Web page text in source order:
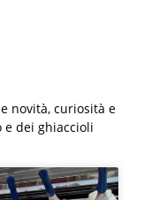
novità, curiosità e
dei ghiaccioli